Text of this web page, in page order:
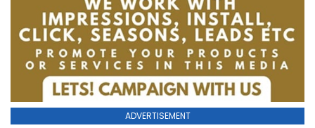
ADVERTISEMENT